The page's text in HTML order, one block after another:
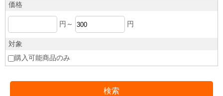
価格
円～ 円
対象
購入可能商品のみ